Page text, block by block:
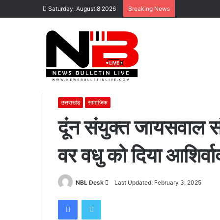
Saturday, August 8 2026 Breaking News
Home /सामाजिक /दूंन संयुक्त जायसवाल संघ द्वारा किया गया
उत्तराखंड सामाजिक
दूंन संयुक्त जायसवाल
वर वधु को दिया
NBL Desk
Send
Last Updated: February 3, 2025
FacebookTwitter
कोटद्वार
के
दुगड्डा
पर
हाथी
November 16, 2023